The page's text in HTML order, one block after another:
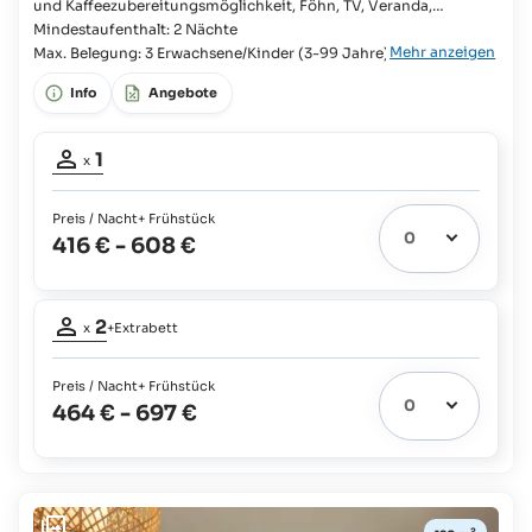
und Kaffeezubereitungsmöglichkeit, Föhn, TV, Veranda,
Begehbare Regendusche Kingsize-Bett, Begehbarer
Kleiderschrank, Zimmer mit Verbindungstür verfügbar,
Zustellbett möglich, Badezimmer en suite, Badewanne,
Separates WC, Doppelwaschbecken, Bademäntel, Hausschuhe,
Mindestaufenthalt: 2 Nächte
Max. Belegung: 3 Erwachsene/Kinder (3-99 Jahre) Mehr anzeigen
Info Angebote
Belegung
x 1
Preis / Nacht+ Frühstück
416 €- 608 €
Belegung
Extrabett
möglich:
1
11
x 2+Extrabett
Preis / Nacht+ Frühstück
464 €- 697 €